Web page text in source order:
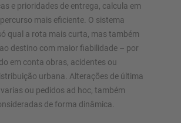
e prioridades de entrega, calcula em
mais eficiente. O sistema
qual a rota mais curta, mas também
destino com maior fiabilidade – por
em conta obras, acidentes ou
urbana. Alterações de última
ou pedidos ad hoc, também
de forma dinâmica.